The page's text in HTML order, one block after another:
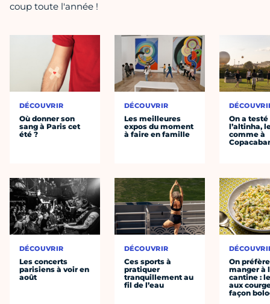
coup toute l'année !
DÉCOUVRIR
Où donner son
sang à Paris cet
été ?
DÉCOUVRIR
Les concerts
parisiens à voir en
août
DÉCOUVRIR
Les meilleures
expos du moment
à faire en famille
DÉCOUVRIR
Ces sports à
pratiquer
tranquillement au
fil de l’eau
On a testé
l’altinha,
comme à
On préfère
manger à
cantine :
aux
façon